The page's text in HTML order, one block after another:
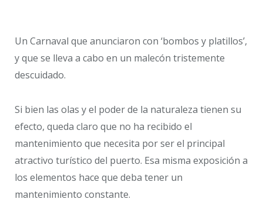
Un Carnaval que anunciaron con ‘bombos y platillos’,
y que se lleva a cabo en un malecón tristemente
descuidado.
Si bien las olas y el poder de la naturaleza tienen su
efecto, queda claro que no ha recibido el
mantenimiento que necesita por ser el principal
atractivo turístico del puerto. Esa misma exposición a
los elementos hace que deba tener un
mantenimiento constante.